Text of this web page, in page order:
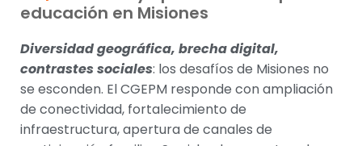
educación en Misiones
Diversidad geográfica, brecha digital,
contrastes sociales: los desafíos de Misiones no
se esconden. El CGEPM responde con ampliación
de conectividad, fortalecimiento de
infraestructura, apertura de canales de